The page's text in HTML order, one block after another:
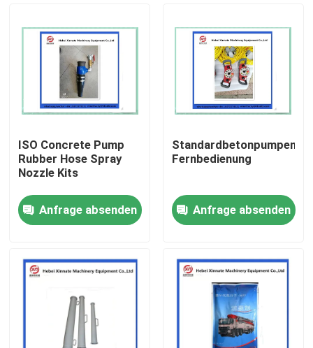
Startseite
Über uns
ISO Concrete Pump
Rubber Hose Spray
Nozzle Kits
Anfrage absenden
Fernbedienung
Anfrage absenden